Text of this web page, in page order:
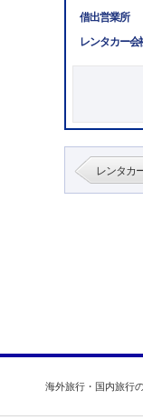
借出営業所
レンタカー会
レンタカ
海外旅行・国内旅行